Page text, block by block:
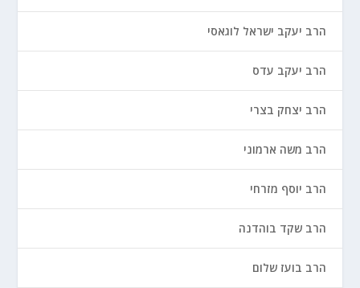
הרב יעקב ישראל לוגאסי
הרב יעקב עדס
הרב יצחק בצרי
הרב משה ארמוני
הרב יוסף מזרחי
הרב שקד בוהדנה
הרב בועז שלום